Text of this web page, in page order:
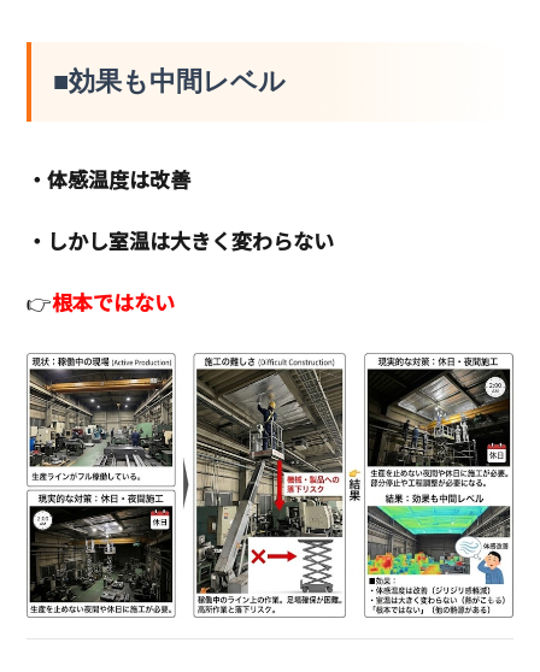
■効果も中間レベル
・体感温度は改善
・しかし室温は大きく変わらない
👉根本ではない